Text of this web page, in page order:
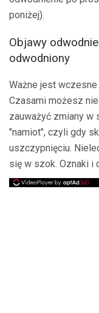
poniżej).
Objawy
odwodniony
Ważne jest
Czasami możesz
zauważyć zmiany w
"namiot", czyli gdy
uszczypnięciu.
się w szok. Oznaki i